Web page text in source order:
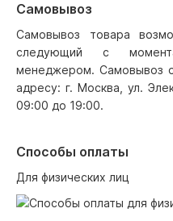
Самовывоз
Самовывоз товара
следующий с
менеджером. Самовывоз
адресу: г. Москва, ул.
09:00 до 19:00.
Способы оплаты
Для физических лиц